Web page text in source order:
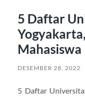
5 Daftar
Mahasiswa
DESEMBER 28, 2022
5 Daftar